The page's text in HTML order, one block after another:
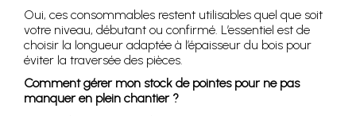
Oui, ces consommables restent utilisables quel que soit
votre niveau, débutant ou confirmé. L’essentiel est de
choisir la longueur adaptée à l’épaisseur du bois pour
éviter la traversée des pièces.
Comment gérer mon stock de pointes pour ne pas
manquer en plein chantier ?